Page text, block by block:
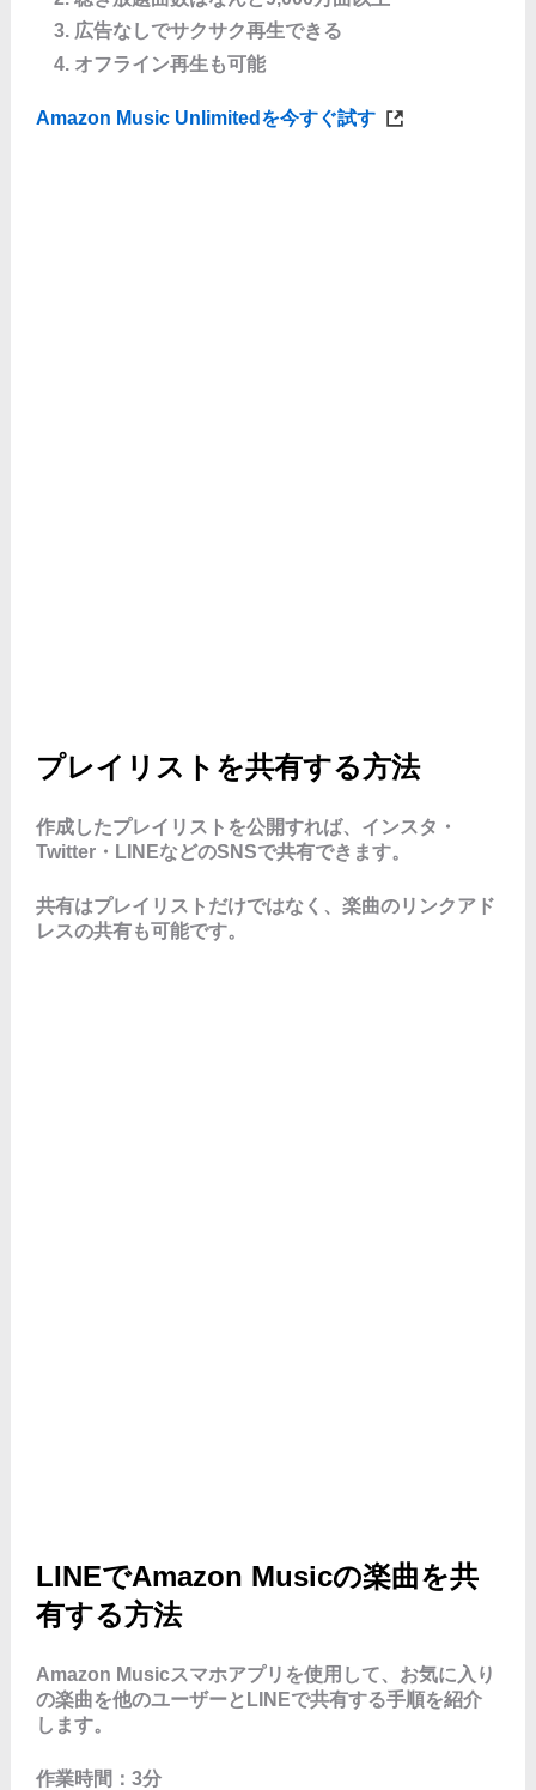
広告なしでサクサク再生できる
オフライン再生も可能
Amazon Music Unlimitedを今すぐ試す
プレイリストを共有する方法
作成したプレイリストを公開すれば、インスタ・
Twitter・LINEなどのSNSで共有できます。
共有はプレイリストだけではなく、楽曲のリンクアド
レスの共有も可能です。
LINEでAmazon Musicの楽曲を共
有する方法
Amazon Musicスマホアプリを使用して、お気に入り
の楽曲を他のユーザーとLINEで共有する手順を紹介
します。
作業時間：3分